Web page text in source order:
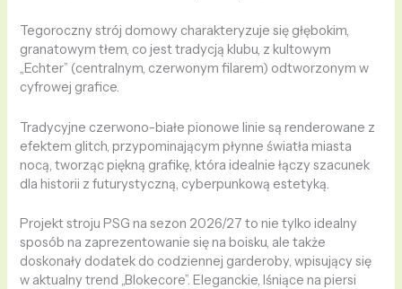
Tegoroczny strój domowy charakteryzuje się głębokim,
granatowym tłem, co jest tradycją klubu, z kultowym
„Echter” (centralnym, czerwonym filarem) odtworzonym w
cyfrowej grafice.
Tradycyjne czerwono-białe pionowe linie są renderowane z
efektem glitch, przypominającym płynne światła miasta
nocą, tworząc piękną grafikę, która idealnie łączy szacunek
dla historii z futurystyczną, cyberpunkową estetyką.
Projekt stroju PSG na sezon 2026/27 to nie tylko idealny
sposób na zaprezentowanie się na boisku, ale także
doskonały dodatek do codziennej garderoby, wpisujący się
w aktualny trend „Blokecore”. Eleganckie, lśniące na piersi